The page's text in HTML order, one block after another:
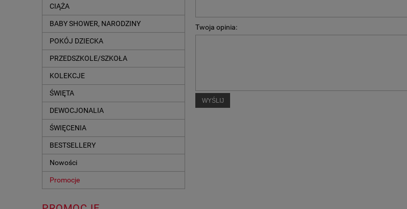
CIĄŻA
BABY SHOWER, NARODZINY
POKÓJ DZIECKA
PRZEDSZKOLE/SZKOŁA
KOLEKCJE
ŚWIĘTA
DEWOCJONALIA
ŚWIĘCENIA
BESTSELLERY
Nowości
Promocje
Twoja opinia:
WYŚLIJ